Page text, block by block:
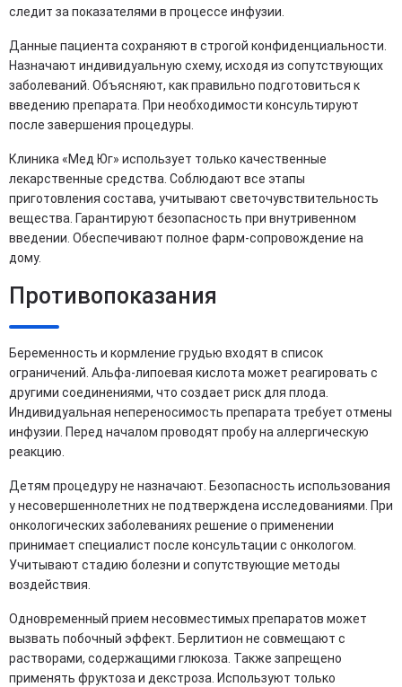
следит за показателями в процессе инфузии.
Данные пациента сохраняют в строгой конфиденциальности.
Назначают индивидуальную схему, исходя из сопутствующих
заболеваний. Объясняют, как правильно подготовиться к
введению препарата. При необходимости консультируют
после завершения процедуры.
Клиника «Мед Юг» использует только качественные
лекарственные средства. Соблюдают все этапы
приготовления состава, учитывают светочувствительность
вещества. Гарантируют безопасность при внутривенном
введении. Обеспечивают полное фарм-сопровождение на
дому.
Противопоказания
Беременность и кормление грудью входят в список
ограничений. Альфа-липоевая кислота может реагировать с
другими соединениями, что создает риск для плода.
Индивидуальная непереносимость препарата требует отмены
инфузии. Перед началом проводят пробу на аллергическую
реакцию.
Детям процедуру не назначают. Безопасность использования
у несовершеннолетних не подтверждена исследованиями. При
онкологических заболеваниях решение о применении
принимает специалист после консультации с онкологом.
Учитывают стадию болезни и сопутствующие методы
воздействия.
Одновременный прием несовместимых препаратов может
вызвать побочный эффект. Берлитион не совмещают с
растворами, содержащими глюкоза. Также запрещено
применять фруктоза и декстроза. Используют только